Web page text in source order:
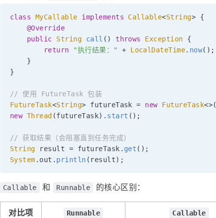
class MyCallable implements Callable<String>
{
@Override
public
String call ( ) throws Exception
{
return
"执行结果：" + LocalDateTime. now( ) ;
}
}
// 使用 FutureTask 包装
FutureTask<String> futureTask = new FutureTask<>(
new Thread (futureTask) . start ( ) ;
// 获取结果（会阻塞直到任务完成）
String result = futureTask . get ( ) ;
System . out . println ( result) ;
Callable 和 Runnable 的核心区别：
对比项 Runnable Callable